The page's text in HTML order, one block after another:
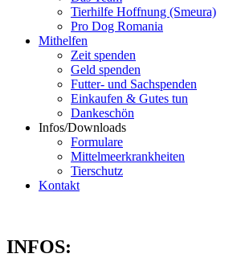
Tierhilfe Hoffnung (Smeura)
Pro Dog Romania
Mithelfen
Zeit spenden
Geld spenden
Futter- und Sachspenden
Einkaufen & Gutes tun
Dankeschön
Infos/Downloads
Formulare
Mittelmeerkrankheiten
Tierschutz
Kontakt
INFOS: